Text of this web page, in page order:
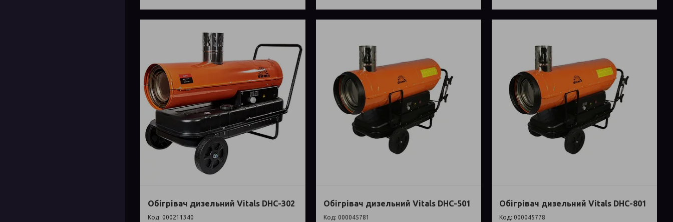
Обігрівач дизельний Vitals DHC-302
000211340
Обігрівач дизельний Vitals DHC-501
000045781
Обігрівач дизельний Vitals DHC-801
000045778